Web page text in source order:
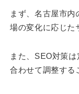
まず、名古屋市
場の変化に応じた
また、SEO対策
合わせて調整する